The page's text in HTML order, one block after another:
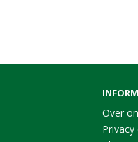
Over
Privacy